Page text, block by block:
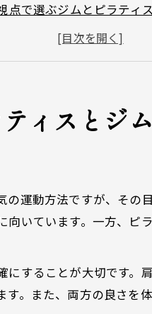
点で選ぶジムとピラティ
選びで注目したい通いやす
ジムとピラティスの活用
勢づくりに最適なジム活
善に効くジムのトレーニ
できる姿勢ケアの実践ポ
ナルジム利用で姿勢美人
ィス体験で実感した姿勢
ィスとジ
運動方法ですが、そ
いています。一方、
することが大切です
。また、両方の良さを